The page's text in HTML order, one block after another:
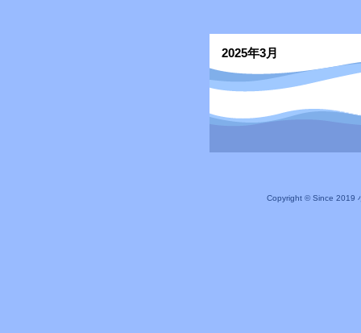
2025年3月
Copyright © Since 2019